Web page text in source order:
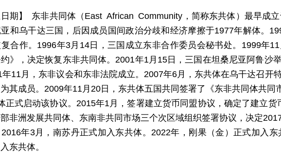
日期】 东非共同体（East African Community，简称东共体）最早成
和乌干达三国，后因成员国间政治分歧和经济摩擦于1977年解体。
合作。1996年3月14日，三国成立东非合作委员会秘书处。1999年
》，决定恢复东非共同体。2001年1月15日，三国在坦桑尼亚阿鲁沙
11月，东非议会和东非法院成立。2007年6月，东共体在乌干达召开
其成员。2009年11月20日，东共体五国共同签署了《东非共同体共同
正式启动该协议。2015年1月，签署建立货币同盟协议，确定了建立货
非洲发展共同体、东南非共同市场三个次区域组织签署协议，决定
年3月，南苏丹正式加入东共体。2022年，刚果（金）正式加入
东共体。